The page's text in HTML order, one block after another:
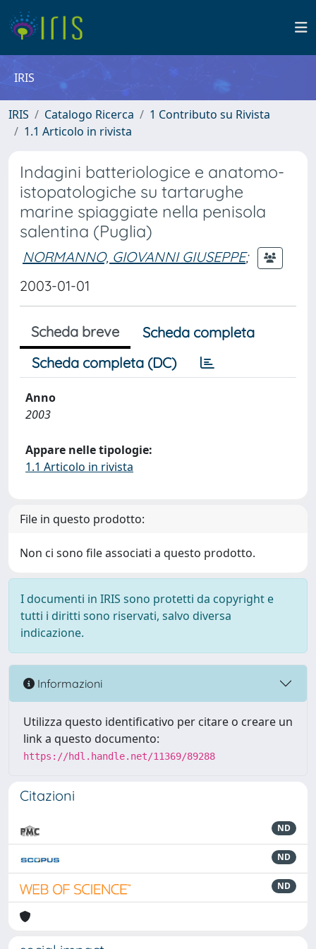
IRIS
IRIS Catalogo Ricerca
1 Contributo su Rivista
1.1 Articolo in rivista
Indagini batteriologice e anatomo-
istopatologiche su tartarughe
marine spiaggiate nella penisola
salentina (Puglia)
NORMANNO, GIOVANNI GIUSEPPE;
2003-01-01
Scheda breve
Scheda completa
Scheda completa (DC)
Anno
2003
Appare nelle tipologie:
1.1 Articolo in rivista
File in questo prodotto:
Non ci sono file associati a questo prodotto.
I documenti in IRIS sono protetti da copyright e
tutti i diritti sono riservati, salvo diversa
indicazione.
Informazioni
Utilizza questo identificativo per citare o creare un
link a questo documento:
https://hdl.handle.net/11369/89288
Citazioni
ND
ND
ND